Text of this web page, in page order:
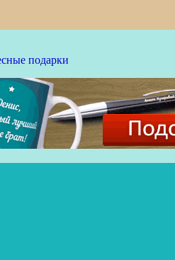
подарки